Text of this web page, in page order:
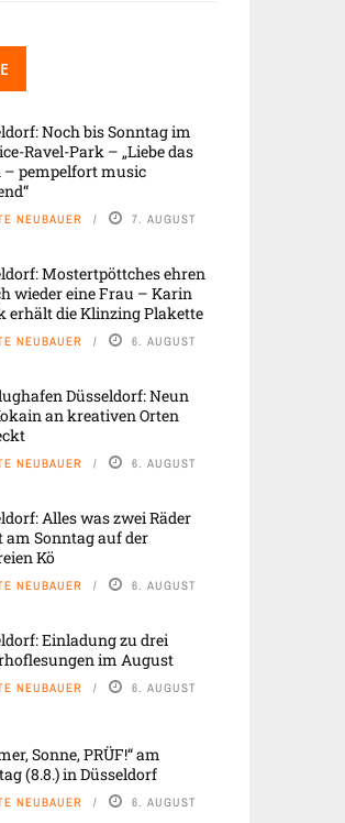
Noch bis Sonntag im
Ravel-Park – „Liebe das
– pempelfort music
NEUBAUER 7. AUGUST
Mostertpöttches ehren
wieder eine Frau – Karin
erhält die Klinzing Plakette
NEUBAUER 6. AUGUST
Düsseldorf: Neun
an kreativen Orten
NEUBAUER 6. AUGUST
Alles was zwei Räder
am Sonntag auf der
Kö
NEUBAUER 6. AUGUST
Einladung zu drei
im August
NEUBAUER 6. AUGUST
Sonne, PRÜF!“ am
(8.8.) in Düsseldorf
NEUBAUER 6. AUGUST